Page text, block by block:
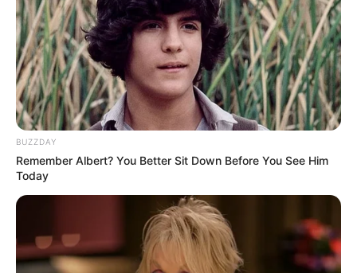
BUZZDAY
Remember Albert? You Better Sit Down Before You See Him
Today